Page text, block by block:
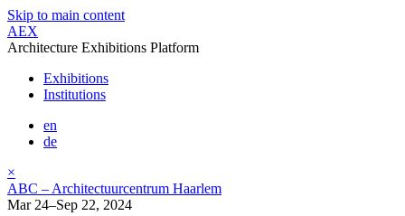
Skip to main content
AEX
Architecture Exhibitions Platform
Exhibitions
Institutions
en
de
×
ABC – Architectuurcentrum Haarlem
Mar 24–Sep 22, 2024